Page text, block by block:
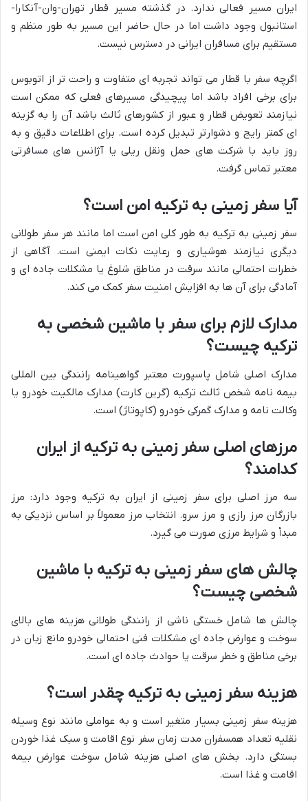
ایران مسیر فعالی ندارد. در گذشته مسیر قطار تهران-وان-آنکارا-
استانبول وجود داشت اما در حال حاضر این مسیر به طور منظم و
مستقیم برای مسافران ایرانی در دسترس نیست.
اگرچه سفر با قطار می تواند تجربه ای متفاوت و راحت تر از اتوبوس
برای برخی افراد باشد اما پیچیدگی مسیرهای فعلی که ممکن است
نیازمند تعویض قطار و عبور از کشورهای ثالث باشد آن را به گزینه
ای کمتر رایج و دشوارتر تبدیل کرده است. برای اطلاعات دقیق و به
روز باید با شرکت های حمل ونقل ریلی یا آژانس های مسافرتی
معتبر تماس گرفت.
آیا سفر زمینی به ترکیه امن است؟
سفر زمینی به ترکیه به طور کلی امن است اما مانند هر سفر طولانی
دیگری نیازمند هوشیاری و رعایت نکات ایمنی است. آگاهی از
خطرات احتمالی مانند سرقت در مناطق شلوغ یا مشکلات جاده ای و
آمادگی برای آن ها به افزایش امنیت سفر کمک می کند.
مدارک لازم برای سفر با ماشین شخصی به
ترکیه چیست؟
مدارک اصلی شامل پاسپورت معتبر گواهینامه رانندگی بین المللی
بیمه نامه شخص ثالث ترکیه (گرین کارت) مدارک مالکیت خودرو یا
وکالت نامه و مدارک گمرکی خودرو (کاپوتاژ) است.
مرزهای اصلی سفر زمینی به ترکیه از ایران
کدامند؟
سه مرز اصلی برای سفر زمینی از ایران به ترکیه وجود دارد: مرز
بازرگان مرز رازی و مرز سرو. انتخاب مرز معمولاً بر اساس نزدیکی به
مبدأ و شرایط مرزی صورت می گیرد.
چالش های سفر زمینی به ترکیه با ماشین
شخصی چیست؟
چالش ها شامل خستگی ناشی از رانندگی طولانی هزینه های بالای
سوخت و عوارض جاده ای مشکلات فنی احتمالی خودرو مانع زبان در
برخی مناطق و خطر سرقت یا حوادث جاده ای است.
هزینه سفر زمینی به ترکیه چقدر است؟
هزینه سفر زمینی بسیار متغیر است و به عواملی مانند نوع وسیله
نقلیه تعداد همسفران مدت زمان سفر نوع اقامت و سبک غذا خوردن
بستگی دارد. بخش های اصلی هزینه شامل سوخت عوارض بیمه
اقامت و غذا است.